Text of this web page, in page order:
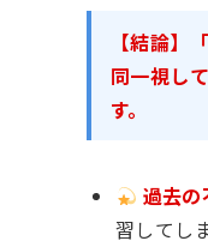
【結論】
同一視し
す。
過去の
習してし